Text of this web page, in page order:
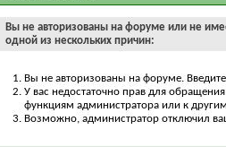
Вы не авторизованы на форуме или не
одной из нескольких причин:
Вы не авторизованы на форуме.
У вас недостаточно прав для
функциям администратора или к
Возможно, администратор отключил